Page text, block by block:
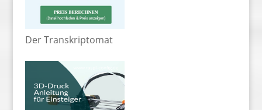
Der Transkriptomat